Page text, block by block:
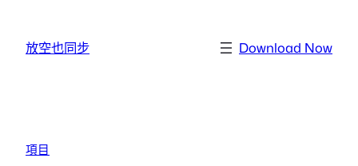
放空也同步 Download Now
項目